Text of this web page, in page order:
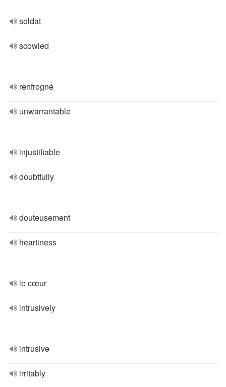
soldat
scowled
renfrogné
unwarrantable
injustifiable
doubtfully
douteusement
heartiness
le cœur
intrusively
intrusive
irritably